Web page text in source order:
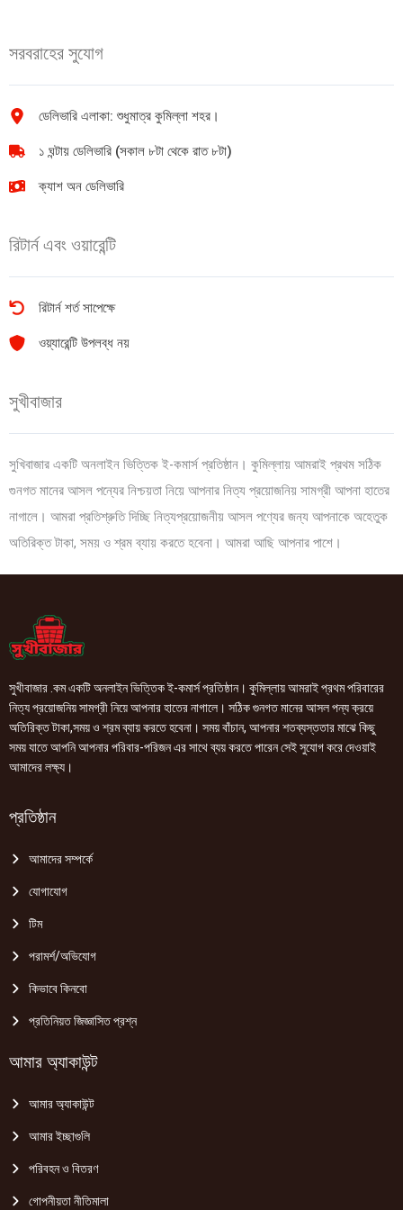
01
সরবরাহের সুযোগ
ডেলিভারি এলাকা: শুধুমাত্র কুমিল্লা শহর।
১ ঘন্টায় ডেলিভারি (সকাল ৮টা থেকে রাত ৮টা)
ক্যাশ অন ডেলিভারি
রিটার্ন এবং ওয়ারেন্টি
রিটার্ন শর্ত সাপেক্ষে
ওয়্যারেন্টি উপলব্ধ নয়
সুখীবাজার
সুখিবাজার একটি অনলাইন ভিত্তিক ই-কমার্স প্রতিষ্ঠান। কুমিল্লায় আমরাই প্রথম সঠিক
গুনগত মানের আসল পন্যের নিশ্চয়তা নিয়ে আপনার নিত্য প্রয়োজনিয় সামগ্রী আপনা হাতের
নাগালে। আমরা প্রতিশ্রুতি দিচ্ছি নিত্যপ্রয়োজনীয় আসল পণ্যের জন্য আপনাকে অহেতুক
অতিরিক্ত টাকা, সময় ও শ্রম ব্যায় করতে হবেনা। আমরা আছি আপনার পাশে।
সুখীবাজার .কম একটি অনলাইন ভিত্তিক ই-কমার্স প্রতিষ্ঠান। কুমিল্লায় আমরাই প্রথম পরিবারের
নিত্য প্রয়োজনিয় সামগ্রী নিয়ে আপনার হাতের নাগালে। সঠিক গুনগত মানের আসল পন্য ক্রয়ে
অতিরিক্ত টাকা,সময় ও শ্রম ব্যায় করতে হবেনা। সময় বাঁচান, আপনার শতব্যস্ততার মাঝে কিছু
সময় যাতে আপনি আপনার পরিবার-পরিজন এর সাথে ব্যয় করতে পারেন সেই সুযোগ করে দেওয়াই
আমাদের লক্ষ্য।
প্রতিষ্ঠান
আমাদের সম্পর্কে
যোগাযোগ
টিম
পরামর্শ/অভিযোগ
কিভাবে কিনবো
প্রতিনিয়ত জিজ্ঞাসিত প্রশ্ন
আমার অ্যাকাউন্ট
আমার অ্যাকাউন্ট
আমার ইচ্ছাগুলি
পরিবহন ও বিতরণ
গোপনীয়তা নীতিমালা